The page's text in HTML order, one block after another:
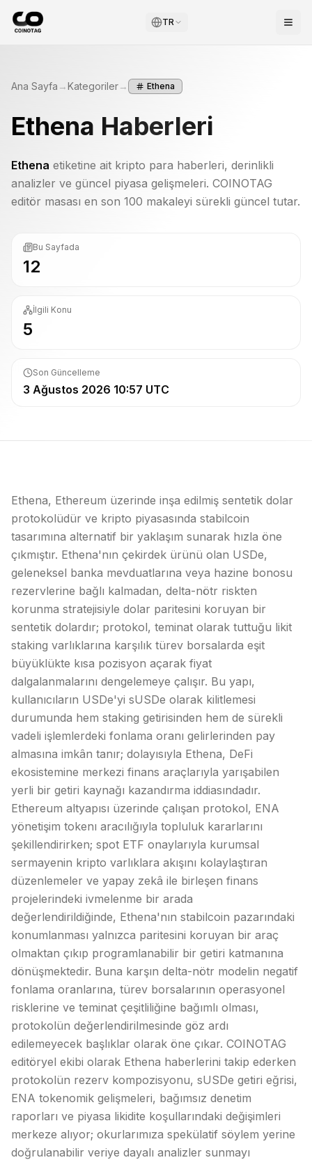
TR
Ana Sayfa →Kategoriler→ Ethena
Ethena Haberleri
Ethena etiketine ait kripto para haberleri, derinlikli
analizler ve güncel piyasa gelişmeleri. COINOTAG
editör masası en son 100 makaleyi sürekli güncel tutar.
Bu Sayfada
12
İlgili Konu
5
Son Güncelleme
3 Ağustos 2026 10:57 UTC
Ethena, Ethereum üzerinde inşa edilmiş sentetik dolar
protokolüdür ve kripto piyasasında stabilcoin
tasarımına alternatif bir yaklaşım sunarak hızla öne
çıkmıştır. Ethena'nın çekirdek ürünü olan USDe,
geleneksel banka mevduatlarına veya hazine bonosu
rezervlerine bağlı kalmadan, delta-nötr riskten
korunma stratejisiyle dolar paritesini koruyan bir
sentetik dolardır; protokol, teminat olarak tuttuğu likit
staking varlıklarına karşılık türev borsalarda eşit
büyüklükte kısa pozisyon açarak fiyat
dalgalanmalarını dengelemeye çalışır. Bu yapı,
kullanıcıların USDe'yi sUSDe olarak kilitlemesi
durumunda hem staking getirisinden hem de sürekli
vadeli işlemlerdeki fonlama oranı gelirlerinden pay
almasına imkân tanır; dolayısıyla Ethena, DeFi
ekosistemine merkezi finans araçlarıyla yarışabilen
yerli bir getiri kaynağı kazandırma iddiasındadır.
Ethereum altyapısı üzerinde çalışan protokol, ENA
yönetişim tokenı aracılığıyla topluluk kararlarını
şekillendirirken; spot ETF onaylarıyla kurumsal
sermayenin kripto varlıklara akışını kolaylaştıran
düzenlemeler ve yapay zekâ ile birleşen finans
projelerindeki ivmelenme bir arada
değerlendirildiğinde, Ethena'nın stabilcoin pazarındaki
konumlanması yalnızca paritesini koruyan bir araç
olmaktan çıkıp programlanabilir bir getiri katmanına
dönüşmektedir. Buna karşın delta-nötr modelin negatif
fonlama oranlarına, türev borsalarının operasyonel
risklerine ve teminat çeşitliliğine bağımlı olması,
protokolün değerlendirilmesinde göz ardı
edilemeyecek başlıklar olarak öne çıkar. COINOTAG
editöryel ekibi olarak Ethena haberlerini takip ederken
protokolün rezerv kompozisyonu, sUSDe getiri eğrisi,
ENA tokenomik gelişmeleri, bağımsız denetim
raporları ve piyasa likidite koşullarındaki değişimleri
merkeze alıyor; okurlarımıza spekülatif söylem yerine
doğrulanabilir veriye dayalı analizler sunmayı